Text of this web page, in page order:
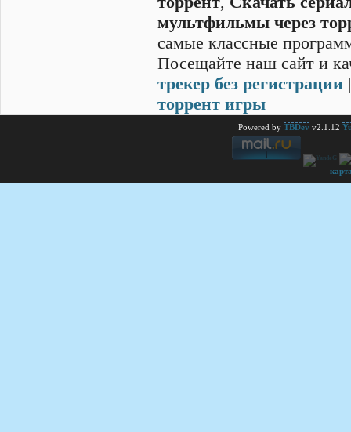
мультфильмы через
самые классные
Посещайте наш сайт и
трекер без регистрации
торрент игры
Powered by TBDev v2.1.12